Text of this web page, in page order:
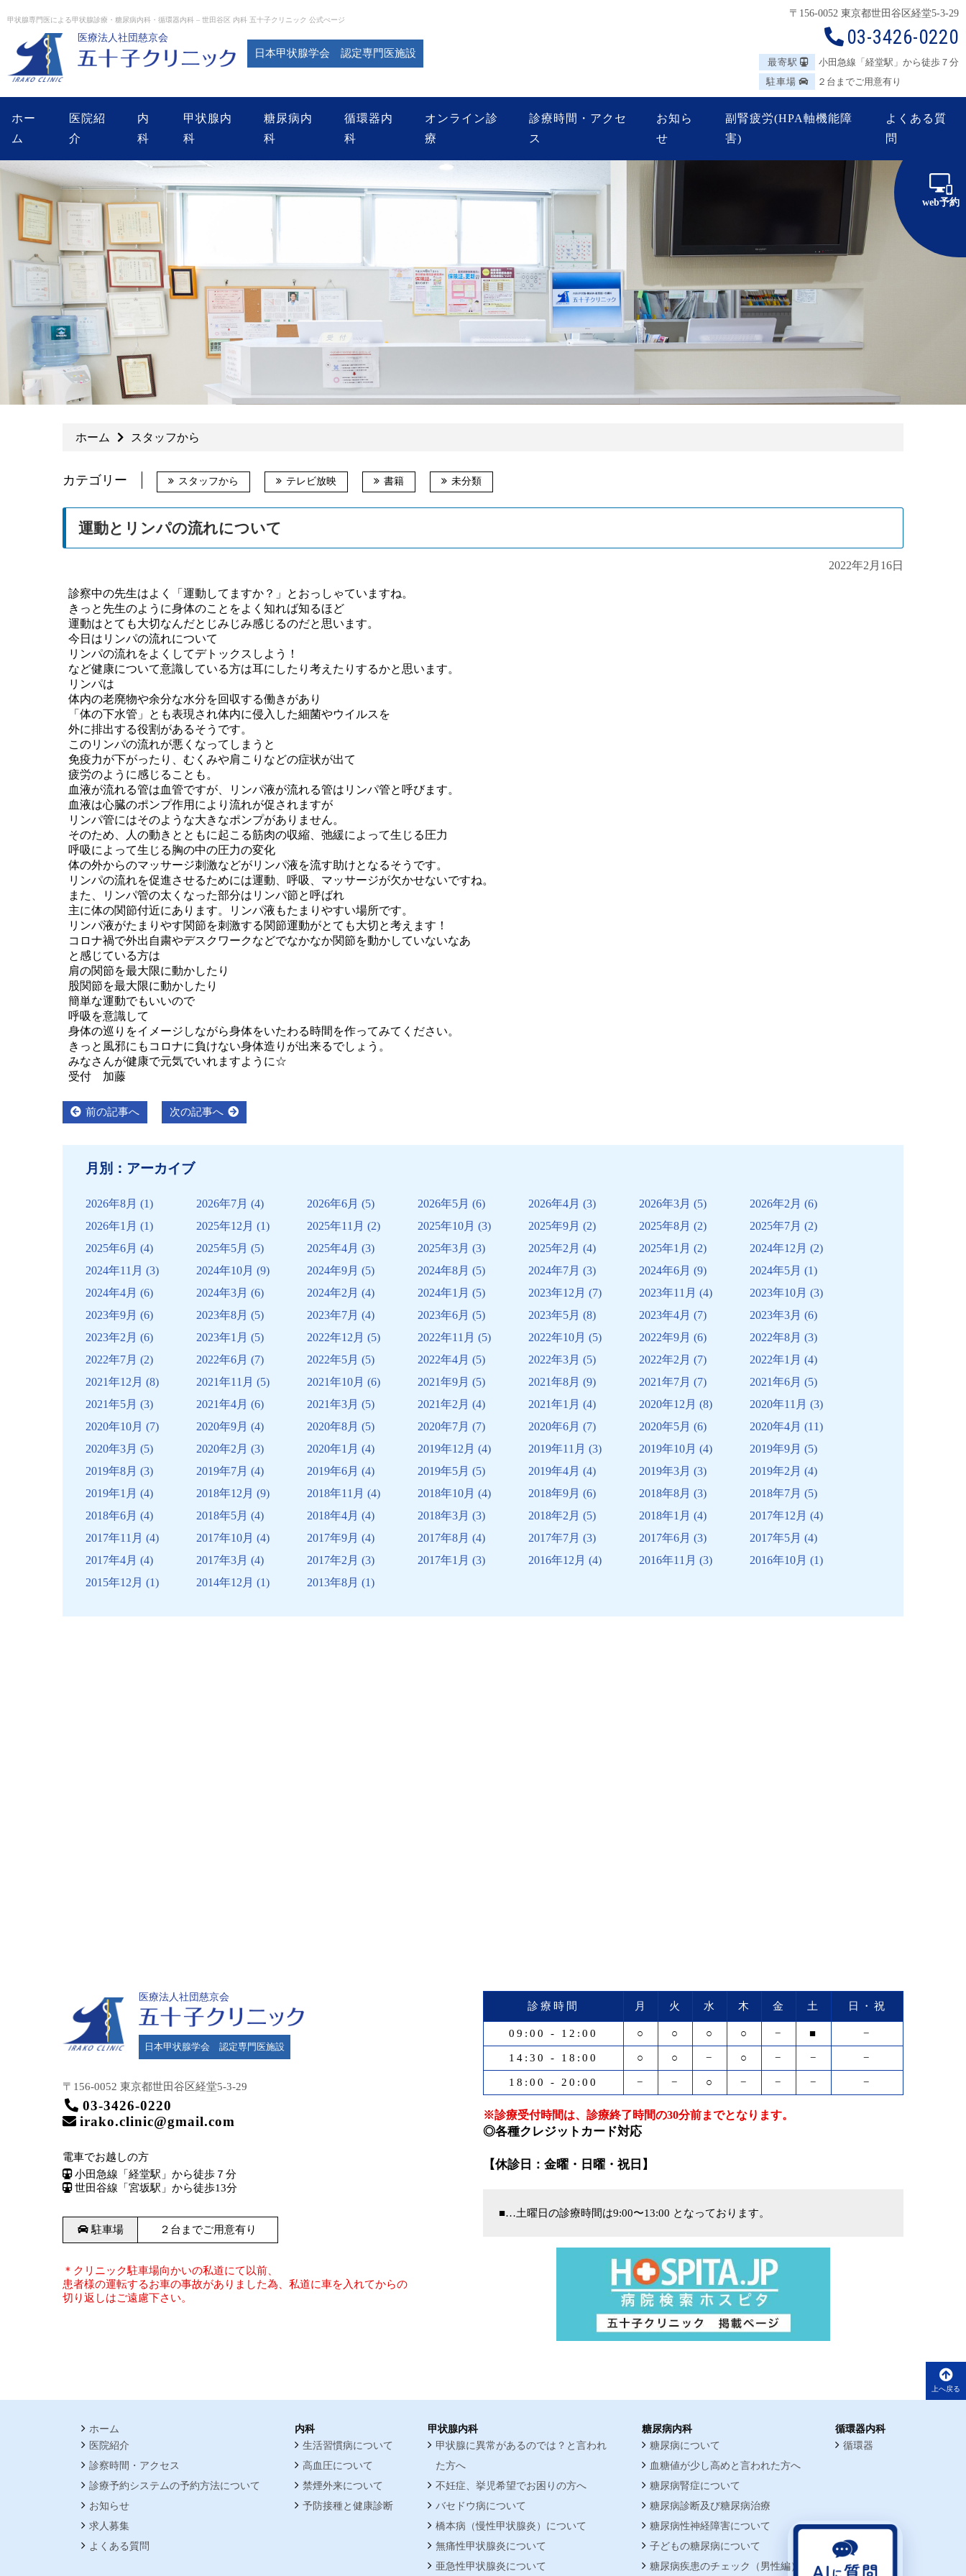
to甲状腺専門医による甲状腺診療・糖尿病内科・循環器内科 – 世田谷区 内科 五十子クリニック 公式ぺージ
医療法人社団慈京会
日本甲状腺学会 認定専門医施設
〒156-0052 東京都世田谷区経堂5-3-29
03-3426-0220
最寄駅
小田急線「経堂駅」から徒歩７分
駐車場
２台までご用意有り
web予約
ホー
ム
医院紹
介
内
科
甲状腺内
科
糖尿病内
科
循環器内
科
オンライン診
療
診療時間・アクセ
ス
お知ら
せ
副腎疲労(HPA軸機能障
害)
よくある質
問
ホーム スタッフから
カテゴリー スタッフから テレビ放映 書籍 未分類
運動とリンパの流れについて
2022年2月16日
診察中の先生はよく「運動してますか？」とおっしゃていますね。
きっと先生のように身体のことをよく知れば知るほど
運動はとても大切なんだとじみじみ感じるのだと思います。
今日はリンパの流れについて
リンパの流れをよくしてデトックスしよう！
など健康について意識している方は耳にしたり考えたりするかと思います。
リンパは
体内の老廃物や余分な水分を回収する働きがあり
「体の下水管」
とも表現され体内に侵入した細菌やウイルスを
外に排出する役割があるそうです。
このリンパの流れが悪くなってしまうと
免疫力が下がったり、 むくみや肩こりなどの症状が出て
疲労のように感じることも。
血液が流れる管は血管ですが、
リンパ液が流れる管はリンパ管と呼びます。
血液は心臓のポンプ作用により流れが促されますが
リンパ管にはそのような大きなポンプがありません。
そのため、
人の動きとともに起こる筋肉の収縮、弛緩によって生じる圧力
呼吸によって生じる胸の中の圧力の変化
体の外からのマッサージ刺激などがリンパ液を流す助けとなるそう です。
リンパの流れを促進させるためには運動、呼吸、 マッサージが欠かせないですね。
また、リンパ管の太くなった部分はリンパ節と呼ばれ
主に体の関節付近にあります。リンパ液もたまりやすい場所です。
リンパ液がたまりやす関節を刺激する関節運動がとても大切と考えます！
コロナ禍で外出自粛やデスクワークなどでなかなか関節を動かしていないなあ
と感じている方は
肩の関節を最大限に動かしたり
股関節を最大限に動かしたり
簡単な運動でもいいので
呼吸を意識して
身体の巡りをイメージしながら身体をいたわる時間を作ってみてください。
きっと風邪にもコロナに負けない身体造りが出来るでしょう。
みなさんが健康で元気でいれますように☆
受付 加藤
投 前の記事へ Previous
post:
次の記事へ
Next
post:
月別：アーカイブ
2026年8月 (1) 2026年7月 (4) 2026年6月 (5) 2026年5月 (6) 2026年4月 (3) 2026年3月 (5) 2026年2月 (6)
2026年1月 (1) 2025年12月 (1) 2025年11月 (2) 2025年10月 (3) 2025年9月 (2) 2025年8月 (2) 2025年7月 (2)
2025年6月 (4) 2025年5月 (5) 2025年4月 (3) 2025年3月 (3) 2025年2月 (4) 2025年1月 (2) 2024年12月 (2)
2024年11月 (3) 2024年10月 (9) 2024年9月 (5) 2024年8月 (5) 2024年7月 (3) 2024年6月 (9) 2024年5月 (1)
2024年4月 (6) 2024年3月 (6) 2024年2月 (4) 2024年1月 (5) 2023年12月 (7) 2023年11月 (4) 2023年10月 (3)
2023年9月 (6) 2023年8月 (5) 2023年7月 (4) 2023年6月 (5) 2023年5月 (8) 2023年4月 (7) 2023年3月 (6)
2023年2月 (6) 2023年1月 (5) 2022年12月 (5) 2022年11月 (5) 2022年10月 (5) 2022年9月 (6) 2022年8月 (3)
2022年7月 (2) 2022年6月 (7) 2022年5月 (5) 2022年4月 (5) 2022年3月 (5) 2022年2月 (7) 2022年1月 (4)
2021年12月 (8) 2021年11月 (5) 2021年10月 (6) 2021年9月 (5) 2021年8月 (9) 2021年7月 (7) 2021年6月 (5)
2021年5月 (3) 2021年4月 (6) 2021年3月 (5) 2021年2月 (4) 2021年1月 (4) 2020年12月 (8) 2020年11月 (3)
2020年10月 (7) 2020年9月 (4) 2020年8月 (5) 2020年7月 (7) 2020年6月 (7) 2020年5月 (6) 2020年4月 (11)
2020年3月 (5) 2020年2月 (3) 2020年1月 (4) 2019年12月 (4) 2019年11月 (3) 2019年10月 (4) 2019年9月 (5)
2019年8月 (3) 2019年7月 (4) 2019年6月 (4) 2019年5月 (5) 2019年4月 (4) 2019年3月 (3) 2019年2月 (4)
2019年1月 (4) 2018年12月 (9) 2018年11月 (4) 2018年10月 (4) 2018年9月 (6) 2018年8月 (3) 2018年7月 (5)
2018年6月 (4) 2018年5月 (4) 2018年4月 (4) 2018年3月 (3) 2018年2月 (5) 2018年1月 (4) 2017年12月 (4)
2017年11月 (4) 2017年10月 (4) 2017年9月 (4) 2017年8月 (4) 2017年7月 (3) 2017年6月 (3) 2017年5月 (4)
2017年4月 (4) 2017年3月 (4) 2017年2月 (3) 2017年1月 (3) 2016年12月 (4) 2016年11月 (3) 2016年10月 (1)
2015年12月 (1) 2014年12月 (1) 2013年8月 (1)
医療法人社団慈京会
日本甲状腺学会 認定専門医施設
〒156-0052 東京都世田谷区経堂5-3-29
03-3426-0220
irako.clinic@gmail.com
電車でお越しの方
小田急線「経堂駅」から徒歩７分
世田谷線「宮坂駅」から徒歩13分
駐車場 ２台までご用意有り
＊クリニック駐車場向かいの私道にて以前、
患者様の運転するお車の事故がありました為、私道に車を入れてからの
切り返しはご遠慮下さい。
診療時間 月 火 水 木 金 土 日・祝
09:00 - 12:00 ○ ○ ○ ○ − ■ −
14:30 - 18:00 ○ ○ − ○ − − −
18:00 - 20:00 − − ○ − − − −
※診療受付時間は、診療終了時間の30分前までとなります。
◎各種クレジットカード対応
【休診日：金曜・日曜・祝日】
■…土曜日の診療時間は9:00〜13:00 となっております。
上へ戻る
ホーム
医院紹介
診察時間・アクセス
診療予約システムの予約方法について
お知らせ
求人募集
よくある質問
内科
生活習慣病について
高血圧について
禁煙外来について
予防接種と健康診断
甲状腺内科
甲状腺に異常があるのでは？と言われ
た方へ
不妊症、挙児希望でお困りの方へ
バセドウ病について
橋本病（慢性甲状腺炎）について
無痛性甲状腺炎について
亜急性甲状腺炎について
糖尿病内科
糖尿病について
血糖値が少し高めと言われた方へ
糖尿病腎症について
糖尿病診断及び糖尿病治療
糖尿病性神経障害について
子どもの糖尿病について
糖尿病疾患のチェック（男性編）
循環器内科
循環器